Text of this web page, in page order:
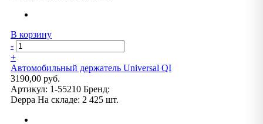
В корзину
-
+
Автомобильный держатель Universal QI
3190,00 руб.
Артикул: 1-55210 Бренд:
Deppa На складе: 2 425 шт.